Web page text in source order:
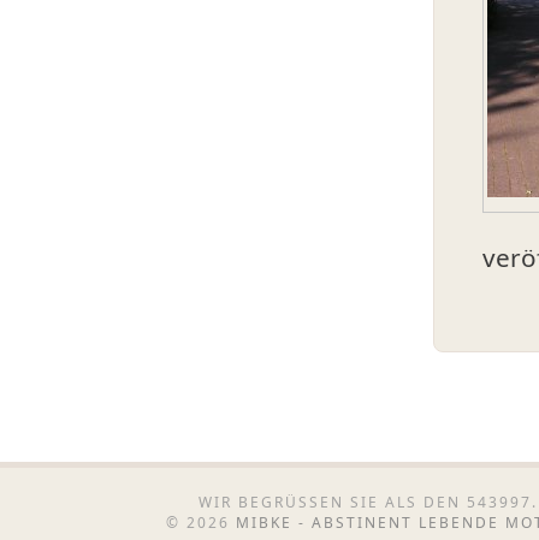
WIR BEGRÜSSEN SIE ALS DEN
© 2026 MIBKE - ABSTINENT LEBENDE